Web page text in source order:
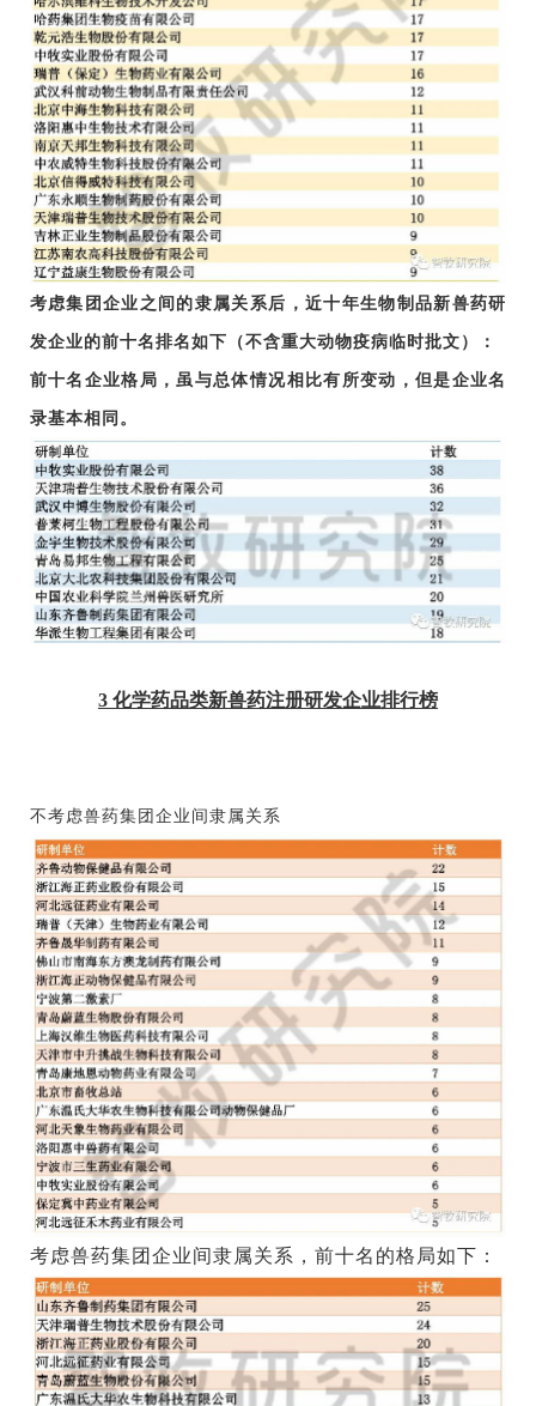
考虑集团企业之间的隶属关系后，近十年生物制品新兽药研
发企业的前十名排名如下（不含重大动物疫病临时批文）：
前十名企业格局，虽与总体情况相比有所变动，但是企业名
录基本相同。
3 化学药品类新兽药注册研发企业排行榜
不考虑兽药集团企业间隶属关系
考虑兽药集团企业间隶属关系，前十名的格局如下：